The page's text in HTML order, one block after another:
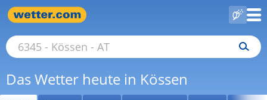
Das Wetter heute in Kössen